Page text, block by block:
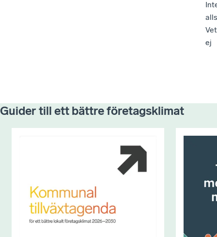
alls
Vet
ej
Guider till ett bättre företagsklimat